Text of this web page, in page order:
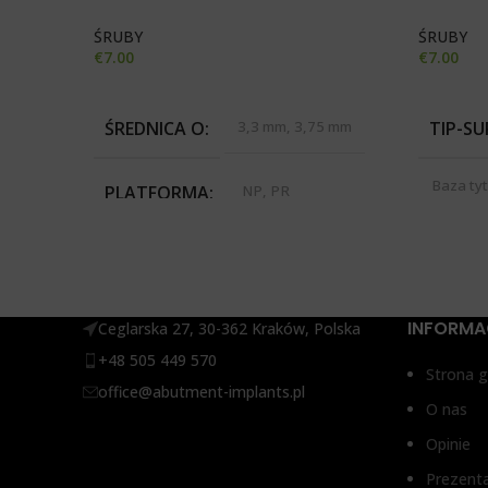
ŚRUBY
€7.00
ŚREDNICA O 3,3 mm, 3,75 mm
PLATFORMA NP, PR
ŚRUBY
€7.00
TIP-
Baza
Ceglarska 27, 30-362 Kraków, Polska
+48 505 449 570
office@abutment-implants.pl
Strona
O nas
Opinie